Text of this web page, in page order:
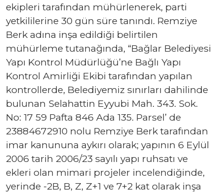
ekipleri tarafından mühürlenerek, parti
yetkililerine 30 gün süre tanındı. Remziye
Berk adına inşa edildiği belirtilen
mühürleme tutanağında, “Bağlar Belediyesi
Yapı Kontrol Müdürlüğü’ne Bağlı Yapı
Kontrol Amirliği Ekibi tarafından yapılan
kontrollerde, Belediyemiz sınırları dahilinde
bulunan Selahattin Eyyubi Mah. 343. Sok.
No: 17 59 Pafta 846 Ada 135. Parsel’ de
23884672910 nolu Remziye Berk tarafından
imar kanununa aykırı olarak; yapının 6 Eylül
2006 tarih 2006/23 sayılı yapı ruhsatı ve
ekleri olan mimari projeler incelendiğinde,
yerinde -2B, B, Z, Z+1 ve 7+2 kat olarak inşa